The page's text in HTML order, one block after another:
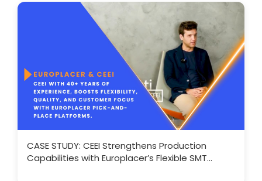
CASE STUDY: CEEI Strengthens Production
Capabilities with Europlacer’s Flexible SMT